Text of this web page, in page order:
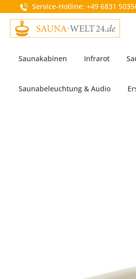
Zur Hauptnavigation
Service-Hotline: +49 6831
Saunakabinen Infrarot
Saunabeleuchtung & Audio